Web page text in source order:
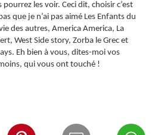
les voir. Ceci dit, choisir c’est
que je n’ai pas aimé Les Enfants du
des autres, America America, La
West Side story, Zorba le Grec et
Eh bien à vous, dites-moi vos
qui vous ont touché !